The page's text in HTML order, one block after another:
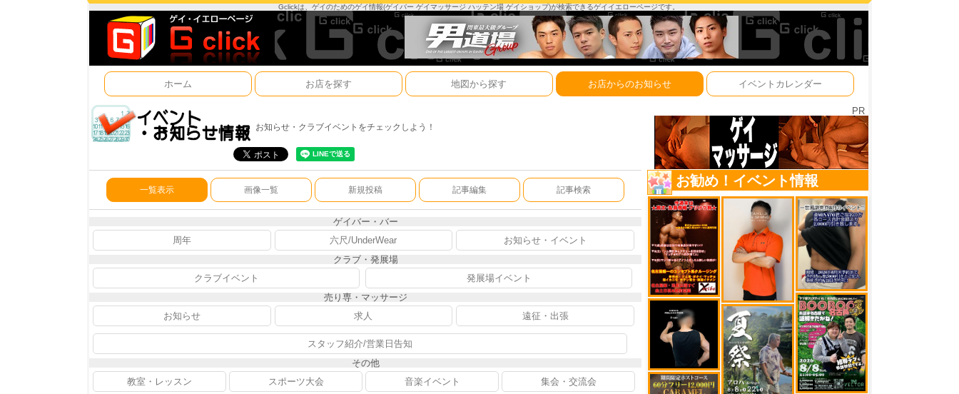
Gclickは、ゲイのためのゲイ情報(ゲイバー ゲイマッサージ ハッテン場 ゲイショップ)が検索できるゲイイエローページです。
ホーム お店を探す 地図から探す お店からのお知らせ イベントカレンダー
お知らせ・クラブイベントをチェックしよう！
PR
一覧表示 画像一覧 新規投稿 記事編集 記事検索
ゲイバー・バー
周年
六尺/UnderWear
お知らせ・イベント
クラブ・発展場
クラブイベント
発展場イベント
売り専・マッサージ
お知らせ
求人 遠征・出張
スタッフ紹介/営業日告知
その他
教室・レッスン
スポーツ大会 音楽イベント 集会・交流会
お勧め！イベント情報